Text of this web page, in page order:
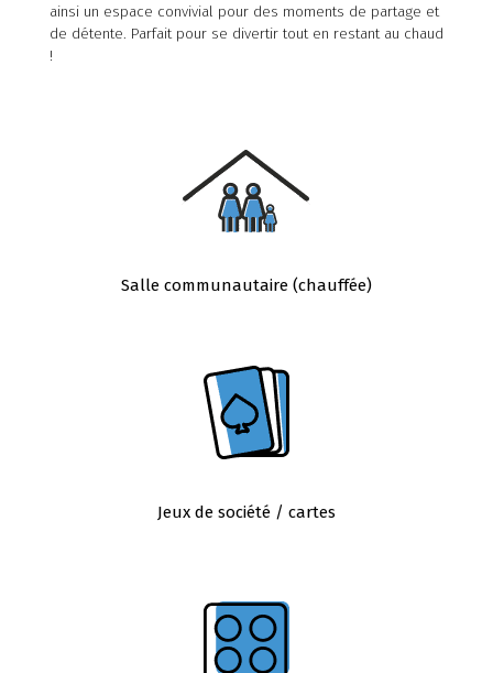
Salle communautaire (chauffée)
Jeux de société / cartes
ainsi un espace convivial pour des moments de partage et
de détente. Parfait pour se divertir tout en restant au chaud
!